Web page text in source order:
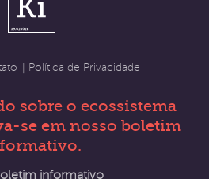
Política de Privacidade
sobre o ecossistema
se em nosso boletim
informativo